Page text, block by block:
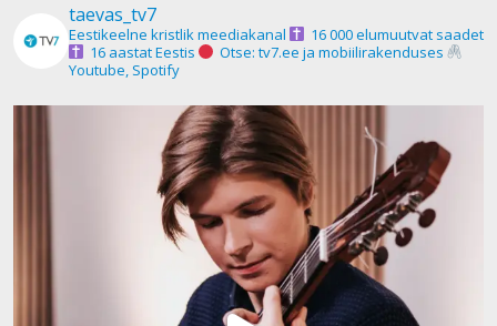
taevas_tv7
Eestikeelne kristlik meediakanal
16 000 elumuutvat saadet
16 aastat Eestis
Otse: tv7.ee ja mobiilirakenduses
Youtube, Spotify